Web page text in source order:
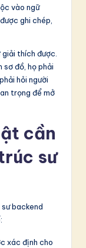
vào ngữ
ghi chép,
thích được.
sơ đồ, họ phải
hỏi người
trọng để mở
cần
sư
backend
xác định cho